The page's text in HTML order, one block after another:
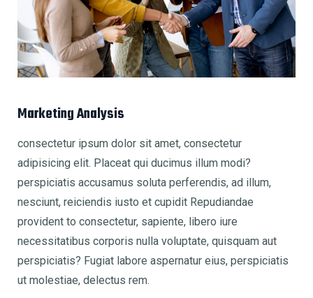
Marketing Analysis
consectetur ipsum dolor sit amet, consectetur
adipisicing elit. Placeat qui ducimus illum modi?
perspiciatis accusamus soluta perferendis, ad illum,
nesciunt, reiciendis iusto et cupidit Repudiandae
provident to consectetur, sapiente, libero iure
necessitatibus corporis nulla voluptate, quisquam aut
perspiciatis? Fugiat labore aspernatur eius, perspiciatis
ut molestiae, delectus rem.